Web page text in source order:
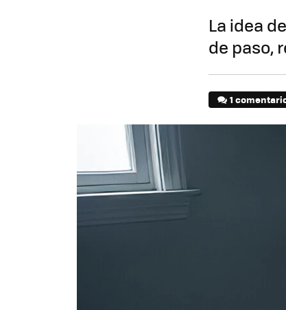
La idea
de paso,
1